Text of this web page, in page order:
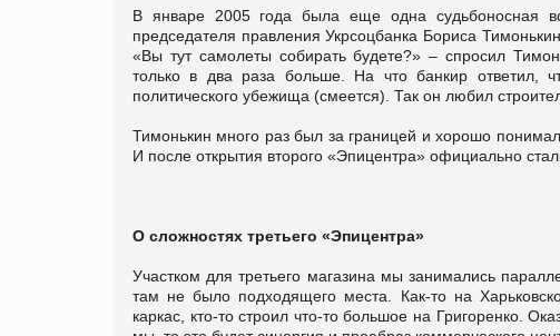
В январе 2005 года была еще одна судьбоносная
председателя правления Укрсоцбанка Бориса
«Вы тут самолеты собирать будете?» – спросил
только в два раза больше. На что банкир ответил,
политического убежища (смеется). Так он любил
Тимонькин много раз был за границей и хорошо
И после открытия второго «Эпицентра» официально
О сложностях третьего «Эпицентра»
Участком для третьего магазина мы занимались
там не было подходящего места. Как-то на
каркас, кто-то строил что-то большое на Григоренко.